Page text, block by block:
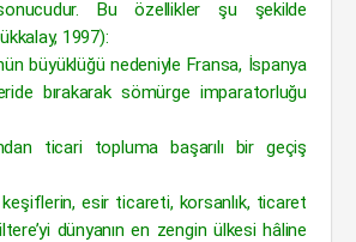
Bu özellikler şu şekilde
1997):
büyüklüğü nedeniyle Fransa, İspanya
bırakarak sömürge imparatorluğu
ticari topluma başarılı bir geçiş
keşiflerin, esir ticareti, korsanlık, ticaret
dünyanın en zengin ülkesi hâline